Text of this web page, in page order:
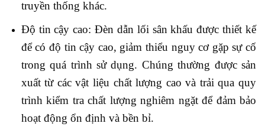
truyền thống khác.
Độ tin cậy cao: Đèn dẫn lối sân khấu được thiết kế
để có độ tin cậy cao, giảm thiểu nguy cơ gặp sự cố
trong quá trình sử dụng. Chúng thường được sản
xuất từ các vật liệu chất lượng cao và trải qua quy
trình kiểm tra chất lượng nghiêm ngặt để đảm bảo
hoạt động ổn định và bền bỉ.